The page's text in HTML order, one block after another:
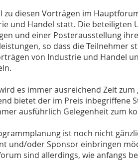
zu diesen Vorträgen im
und Handel statt. Die beteiligten
und einer Posterausstellung
so dass die Teilnehmer
von Industrie und Handel
es immer ausreichend Zeit zum
bietet der im Preis inbegriffene
ausführlich Gelegenheit zum
ist noch nicht
und/oder Sponsor einbringen
sind allerdings, wie anfangs